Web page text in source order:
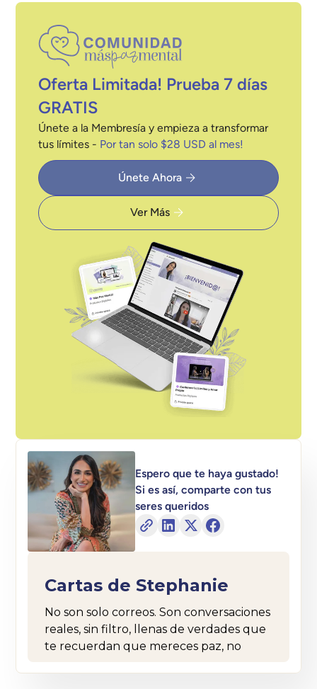
Oferta Limitada! Prueba 7 días
GRATIS
Únete a la Membresía y empieza a transformar
tus límites - Por tan solo $28 USD al mes!
Únete Ahora
Ver Más
Espero que te haya gustado!
Si es así, comparte con tus
seres queridos